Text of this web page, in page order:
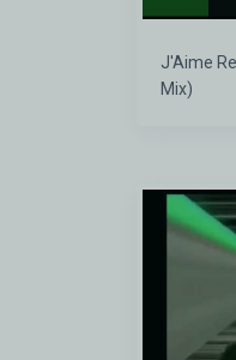
J'Aime
Mix)